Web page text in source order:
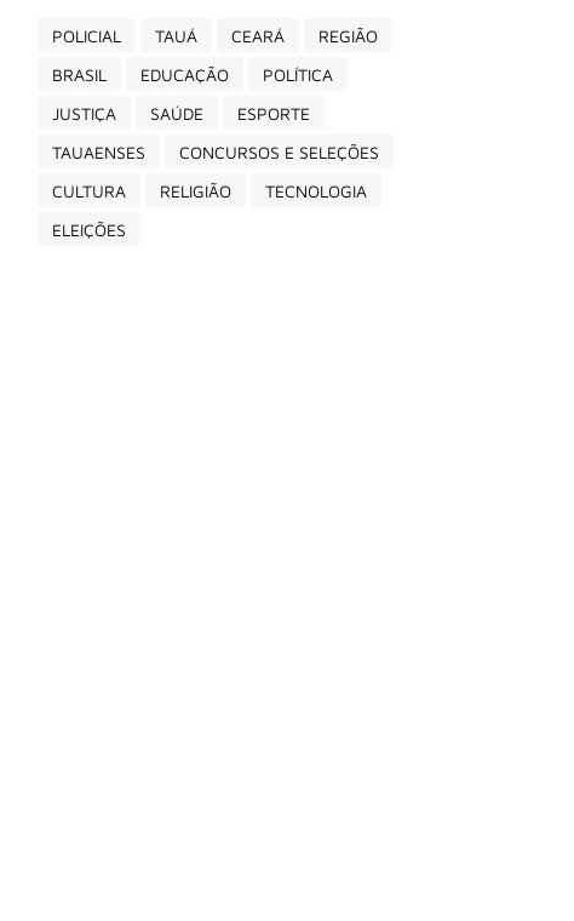
POLICIAL TAUÁ CEARÁ
REGIÃO
BRASIL
EDUCAÇÃO
POLÍTICA
JUSTIÇA
SAÚDE
ESPORTE
TAUAENSES
CONCURSOS E SELEÇÕES
CULTURA
RELIGIÃO
TECNOLOGIA
ELEIÇÕES